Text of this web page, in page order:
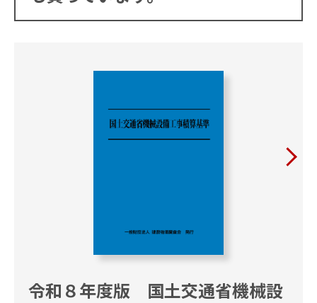
令和８年度版 国土交通省機械設